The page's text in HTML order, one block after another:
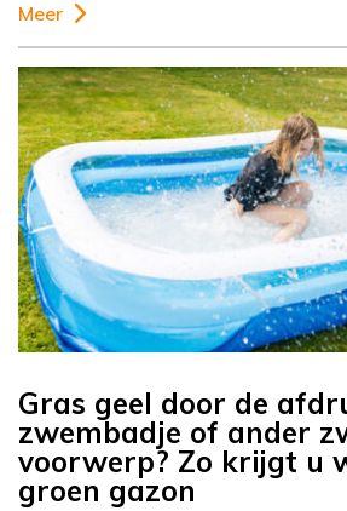
Meer
Gras geel door de
zwembadje of ander
voorwerp? Zo krijgt u
groen gazon